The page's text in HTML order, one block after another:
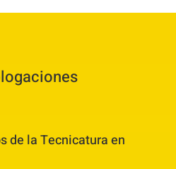
de la Tecnicatura en